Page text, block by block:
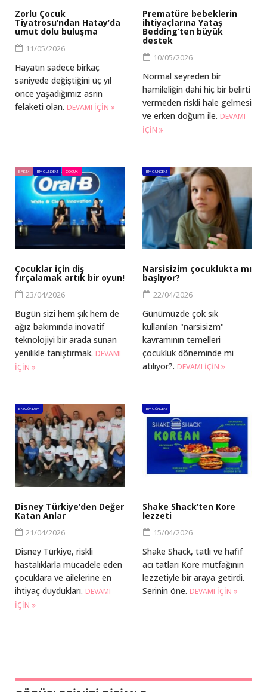
Zorlu Çocuk
Tiyatrosu’ndan Hatay’da
umut dolu buluşma
11/05/2026
Hayatın sadece birkaç
saniyede değiştiğini üç yıl
önce yaşadığımız asrın
felaketi olan. DEVAMI IÇIN
Prematüre bebeklerin
ihtiyaçlarına Yataş
Bedding’ten büyük
destek
10/05/2026
Normal seyreden bir
hamileliğin dahi hiç bir belirti
vermeden riskli hale gelmesi
ve erken doğum ile. DEVAMI
IÇIN
BAKIM BM GÜNDEM ÇOCUK
Çocuklar için diş
fırçalamak artık bir oyun!
23/04/2026
Bugün sizi hem şık hem de
ağız bakımında inovatif
teknolojiyi bir arada sunan
yenilikle tanıştırmak. DEVAMI
IÇIN
BM GÜNDEM
Narsisizim çocuklukta mı
başlıyor?
22/04/2026
Günümüzde çok sık
kullanılan "narsisizm"
kavramının temelleri
çocukluk döneminde mi
atılıyor?. DEVAMI IÇIN
BM GÜNDEM
Disney Türkiye’den Değer
Katan Anlar
21/04/2026
Disney Türkiye, riskli
hastalıklarla mücadele eden
çocuklara ve ailelerine en
ihtiyaç duydukları. DEVAMI
IÇIN
BM GÜNDEM
Shake Shack’ten Kore
lezzeti
15/04/2026
Shake Shack, tatlı ve hafif
acı tatları Kore mutfağının
lezzetiyle bir araya getirdi.
Serinin öne. DEVAMI IÇIN